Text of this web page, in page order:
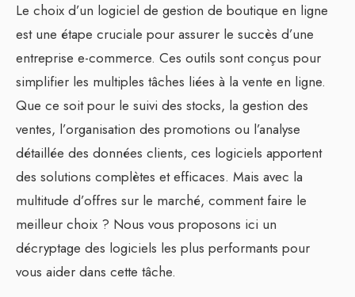
Le choix d’un logiciel de gestion de boutique en ligne
est une étape cruciale pour assurer le succès d’une
entreprise e-commerce. Ces outils sont conçus pour
simplifier les multiples tâches liées à la vente en ligne.
Que ce soit pour le suivi des stocks, la gestion des
ventes, l’organisation des promotions ou l’analyse
détaillée des données clients, ces logiciels apportent
des solutions complètes et efficaces. Mais avec la
multitude d’offres sur le marché, comment faire le
meilleur choix ? Nous vous proposons ici un
décryptage des logiciels les plus performants pour
vous aider dans cette tâche.